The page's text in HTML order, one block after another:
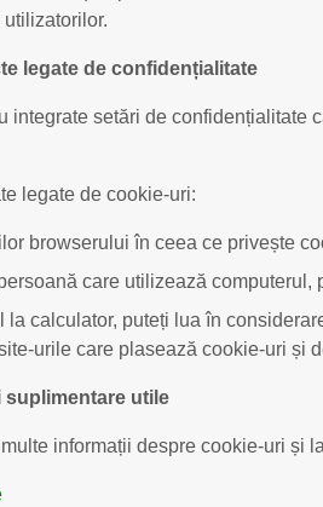
legate de confidențialitate
integrate setări de
legate de cookie-uri:
browserului în ceea ce privește
care utilizează
la calculator, puteți lua în
urile care plasează cookie-uri și
suplimentare utile
informații despre cookie-uri și